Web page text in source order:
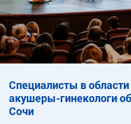
Специалисты в
акушеры-гинекологи
Сочи